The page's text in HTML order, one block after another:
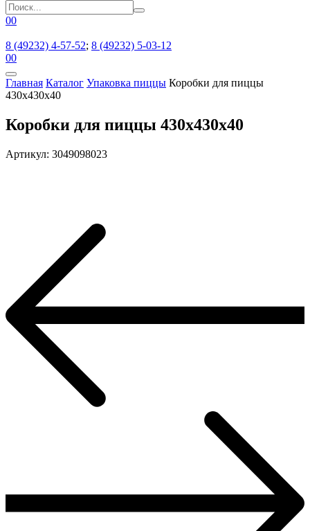
00
8 (49232) 4-57-52; 8 (49232) 5-03-12
00
Главная Каталог Упаковка пиццы Коробки для пиццы
430x430x40
Коробки для пиццы 430x430x40
Артикул: 3049098023